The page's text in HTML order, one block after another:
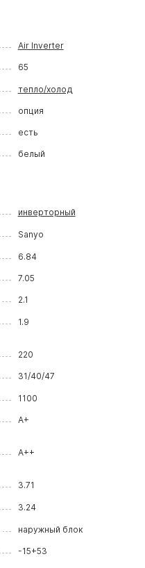
Air Inverter
65
тепло/холод
опция
есть
белый
инверторный
Sanyo
6.84
7.05
2.1
1.9
220
31/40/47
1100
A+
A++
3.71
3.24
наружный блок
-15+53